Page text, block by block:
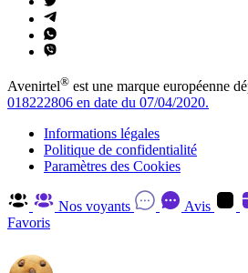
Avenirtel® est une marque européenne
018222806 en date du 07/04/2020.
Informations légales
Politique de confidentialité
Paramètres des Cookies
Nos voyants Avis
Favoris